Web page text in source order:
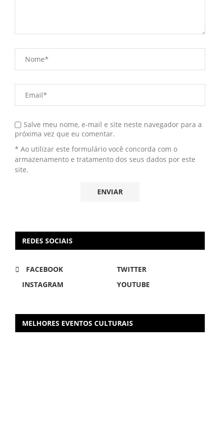
Salve meu nome, e-mail e site neste navegador para a
próxima vez que eu comentar.
* Ao utilizar este formulário você concorda com o
armazenamento e tratamento dos seus dados por este
site.
REDES SOCIAIS
FACEBOOK
TWITTER
INSTAGRAM
YOUTUBE
MELHORES EVENTOS CULTURAIS